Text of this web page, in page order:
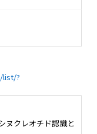
list/?
ヌクレオチド認識と